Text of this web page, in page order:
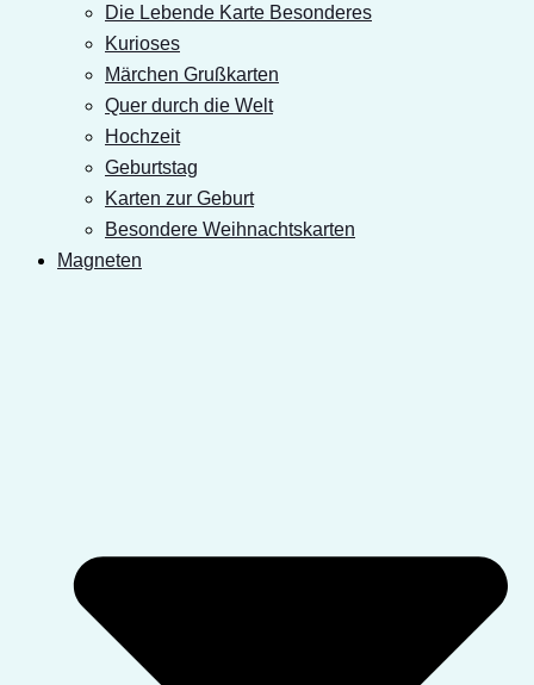
Die Lebende Karte Besonderes
Kurioses
Märchen Grußkarten
Quer durch die Welt
Hochzeit
Geburtstag
Karten zur Geburt
Besondere Weihnachtskarten
Magneten